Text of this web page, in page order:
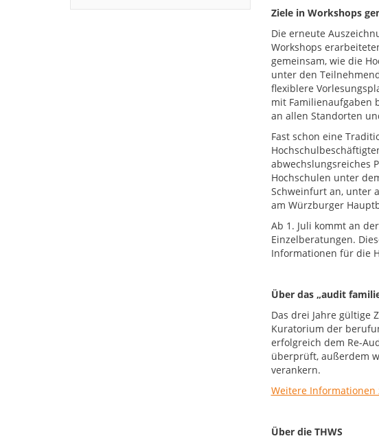
Ziele in Workshops
Die erneute
Workshops
gemeinsam, wie die
unter den
flexiblere
mit Familienaufgaben
an allen Standorten
Fast schon eine
abwechslungsreiches
Hochschulen unter
Schweinfurt an, unter
am Würzburger
Ab 1. Juli kommt an
Einzelberatungen.
Informationen für die
Über das „audit
Das drei Jahre gültige
Kuratorium der
erfolgreich dem Re-
überprüft, außerdem
verankern.
Weitere Informationen
Über die THWS